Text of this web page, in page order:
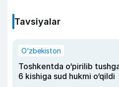
Tavsiyalar
O‘zbekiston
Toshkentda o‘pirilib
6 kishiga sud hukmi o‘qildi